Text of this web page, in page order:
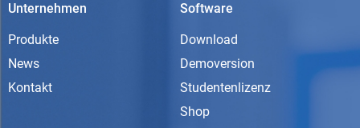
Unternehmen
Produkte
News
Kontakt
Software
Download
Demoversion
Studentenlizenz
Shop